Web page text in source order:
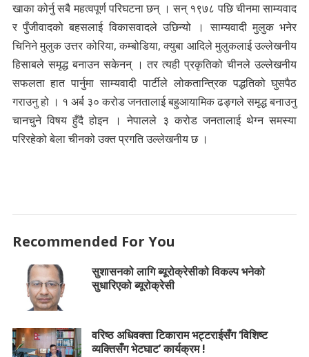
खाका कोर्नु सबै महत्वपूर्ण परिघटना छन् । सन् १९७८ पछि चीनमा साम्यवाद
र पुँजीवादको बहसलाई विकासवादले उछिन्यो । साम्यवादी मुलुक भनेर
चिनिने मुलुक उत्तर कोरिया, कम्बोडिया, क्युबा आदिले मुलुकलाई उल्लेखनीय
हिसाबले समृद्ध बनाउन सकेनन् । तर त्यही प्रकृतिको चीनले उल्लेखनीय
सफलता हात पार्नुमा साम्यवादी पार्टीले लोकतान्त्रिक पद्धतिको घुसपैठ
गराउनु हो । १ अर्ब ३० करोड जनतालाई बहुआयामिक ढङ्गले समृद्ध बनाउनु
चानचुने विषय हुँदै होइन । नेपालले ३ करोड जनतालाई थेग्न समस्या
परिरहेको बेला चीनको उक्त प्रगति उल्लेखनीय छ ।
Recommended For You
सुशासनको लागि ब्यूरोक्रेसीको विकल्प भनेको
सुधारिएको ब्यूरोक्रेसी
वरिष्ठ अधिवक्ता टिकाराम भट्टराईसँग ‘विशिष्ट
व्यक्तिसँग भेटघाट’ कार्यक्रम !